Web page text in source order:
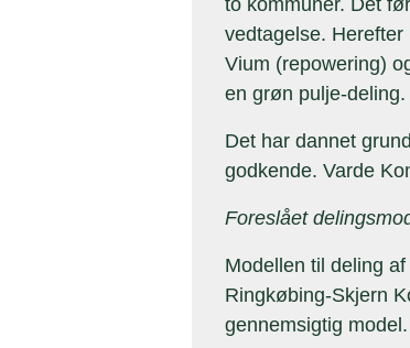
to kommuner. Det
vedtagelse.
Vium (repowering)
en grøn pulje-deling.
Det har dannet
godkende. Varde
Foreslået
Modellen til deling
Ringkøbing-Skjern
gennemsigtig model.